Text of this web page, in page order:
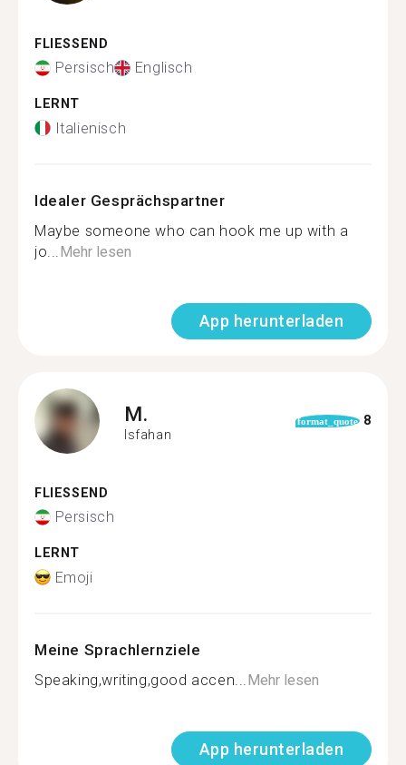
FLIESSEND
Persisch Englisch
LERNT
Italienisch
Idealer Gesprächspartner
Maybe someone who can hook me up with a
jo... Mehr lesen
App herunterladen
M.
Isfahan
format_quote 8
FLIESSEND
Persisch
LERNT
Emoji
Meine Sprachlernziele
Speaking,writing,good accen... Mehr lesen
App herunterladen